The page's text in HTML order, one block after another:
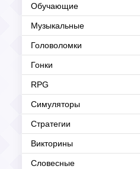
Обучающие
Музыкальные
Головоломки
Гонки
RPG
Симуляторы
Стратегии
Викторины
Словесные